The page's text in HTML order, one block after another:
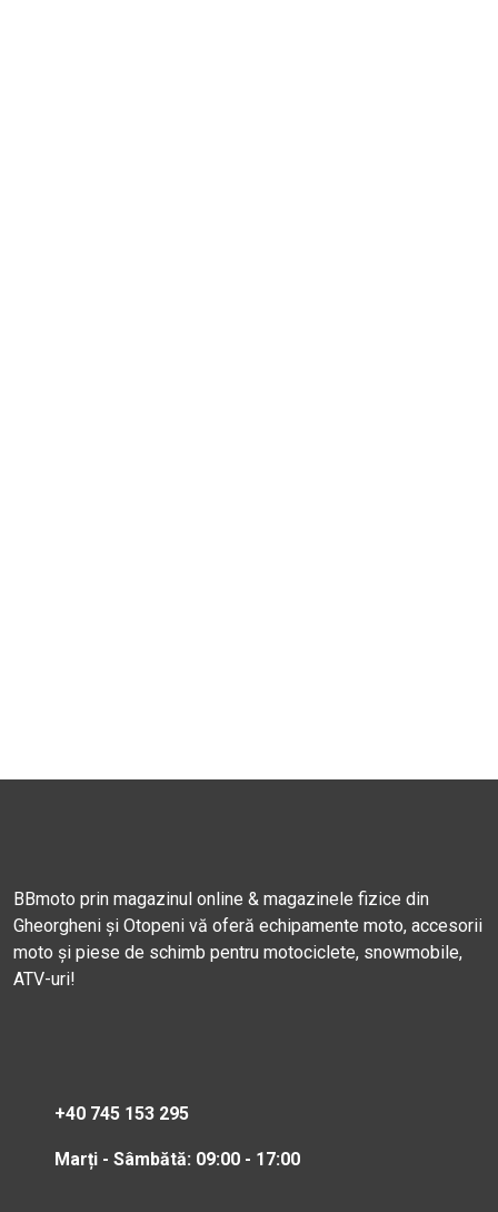
BBmoto prin magazinul online & magazinele fizice din
Gheorgheni și Otopeni vă oferă echipamente moto, accesorii
moto și piese de schimb pentru motociclete, snowmobile,
ATV-uri!
+40 745 153 295
Marți - Sâmbătă: 09:00 - 17:00